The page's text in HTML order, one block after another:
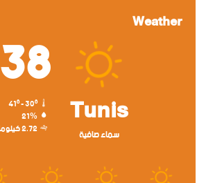
Weather
Tunis
سماء صافية
38
41º - 30º
21%
2.72 كيلومتر/ساعة